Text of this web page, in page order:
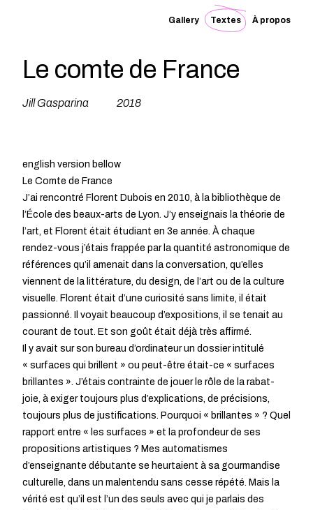
Gallery Textes À propos
Le comte de France
Jill Gasparina 2018
english version bellow
Le Comte de France
J’ai rencontré Florent Dubois en 2010, à la bibliothèque de
l’École des beaux-arts de Lyon. J’y enseignais la théorie de
l’art, et Florent était étudiant en 3e année. À chaque
rendez-vous j’étais frappée par la quantité astronomique de
références qu’il amenait dans la conversation, qu’elles
viennent de la littérature, du design, de l’art ou de la culture
visuelle. Florent était d’une curiosité sans limite, il était
passionné. Il voyait beaucoup d’expositions, il se tenait au
courant de tout. Et son goût était déjà très affirmé.
Il y avait sur son bureau d’ordinateur un dossier intitulé
« surfaces qui brillent » ou peut-être était-ce « surfaces
brillantes ». J’étais contrainte de jouer le rôle de la rabat-
joie, à exiger toujours plus d’explications, de précisions,
toujours plus de justifications. Pourquoi « brillantes » ? Quel
rapport entre « les surfaces » et la profondeur de ses
propositions artistiques ? Mes automatismes
d’enseignante débutante se heurtaient à sa gourmandise
culturelle, dans un malentendu sans cesse répété. Mais la
vérité est qu’il est l’un des seuls avec qui je parlais des